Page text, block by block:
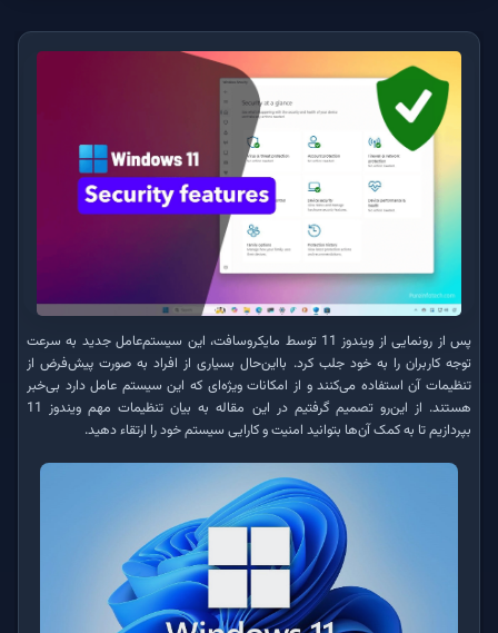
پس از رونمایی از ویندوز 11 توسط مایکروسافت، این سیستم‌عامل جدید به سرعت
توجه کاربران را به خود جلب کرد. بااین‌حال بسیاری از افراد‌ به صورت پیش‌فرض از
تنظیمات آن استفاده می‌کنند و از امکانات ویژه‌ای که این سیستم ‌عامل دارد بی‌خبر
هستند. از این‌رو تصمیم گرفتیم در این مقاله به بیان تنظیمات مهم ویندوز 11
بپردازیم تا به کمک آن‌ها بتوانید امنیت و کارایی سیستم خود را ارتقاء دهید.